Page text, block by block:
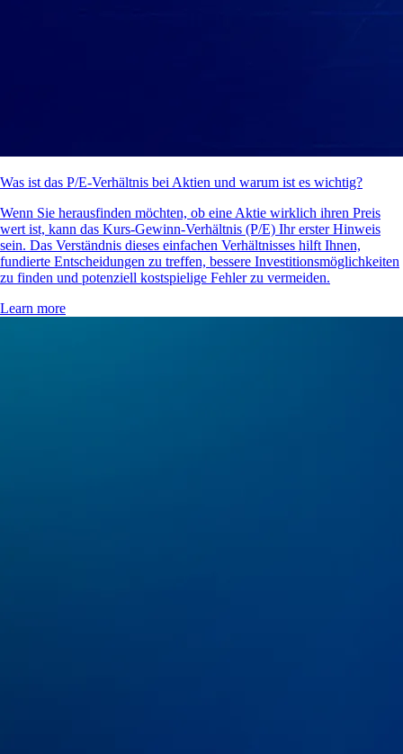
Was ist das P/E-Verhältnis bei Aktien und warum ist es wichtig?
Wenn Sie herausfinden möchten, ob eine Aktie wirklich ihren Preis
wert ist, kann das Kurs-Gewinn-Verhältnis (P/E) Ihr erster Hinweis
sein. Das Verständnis dieses einfachen Verhältnisses hilft Ihnen,
fundierte Entscheidungen zu treffen, bessere Investitionsmöglichkeiten
zu finden und potenziell kostspielige Fehler zu vermeiden.
Learn more